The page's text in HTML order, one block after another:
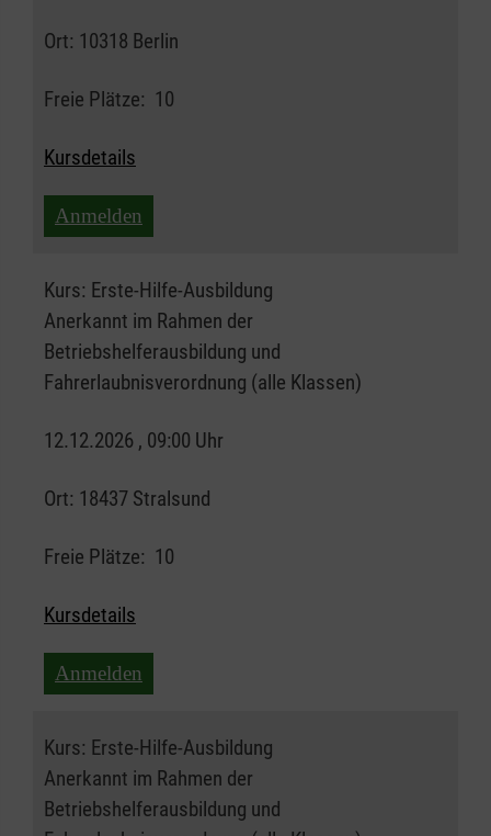
Ort: 10318 Berlin
Freie Plätze: 10
Kursdetails
Anmelden
Kurs: Erste-Hilfe-Ausbildung
Anerkannt im Rahmen der
Betriebshelferausbildung und
Fahrerlaubnisverordnung (alle Klassen)
12.12.2026 , 09:00 Uhr
Ort: 18437 Stralsund
Freie Plätze: 10
Kursdetails
Anmelden
Kurs: Erste-Hilfe-Ausbildung
Anerkannt im Rahmen der
Betriebshelferausbildung und